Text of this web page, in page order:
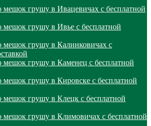
мешок грушу в Ивацевичах с бесплатной
мешок грушу в Ивье с бесплатной
мешок грушу в Калинковичах с
мешок грушу в Каменец с бесплатной
мешок грушу в Кировске с бесплатной
мешок грушу в Клецк с бесплатной
мешок грушу в Климовичах с бесплатной